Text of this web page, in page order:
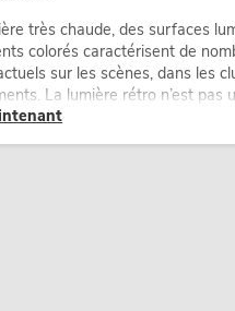
très chaude, des surfaces
colorés caractérisent de
sur les scènes, dans les
La lumière rétro n’est
mais un outil de conception
crée une atmosphère, donne